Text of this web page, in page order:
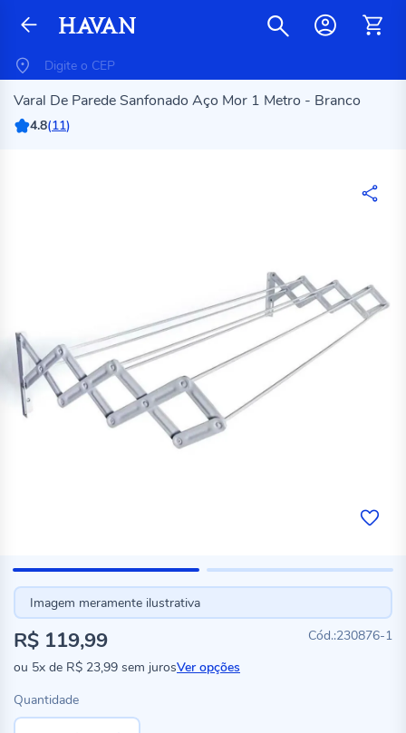
Varal De Parede Sanfonado Aço Mor 1 Metro - Branco
4.8(11)
Imagem meramente ilustrativa
230876-1
R$ 119,99
ou 5x de R$ 23,99 sem jurosVer opções
Quantidade